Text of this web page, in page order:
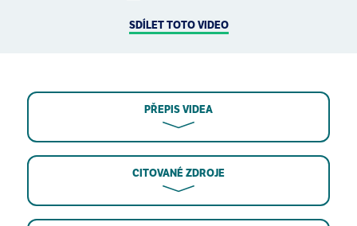
SDÍLET TOTO VIDEO
PŘEPIS VIDEA
CITOVANÉ ZDROJE